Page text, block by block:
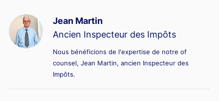
Jean Martin
Ancien Inspecteur des Impôts
Nous bénéficions de l'expertise de notre of
counsel, Jean Martin, ancien Inspecteur des
Impôts.